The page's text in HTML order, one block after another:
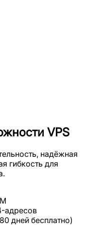
VPS
надёжная
гибкость для
адресов
дней бесплатно)